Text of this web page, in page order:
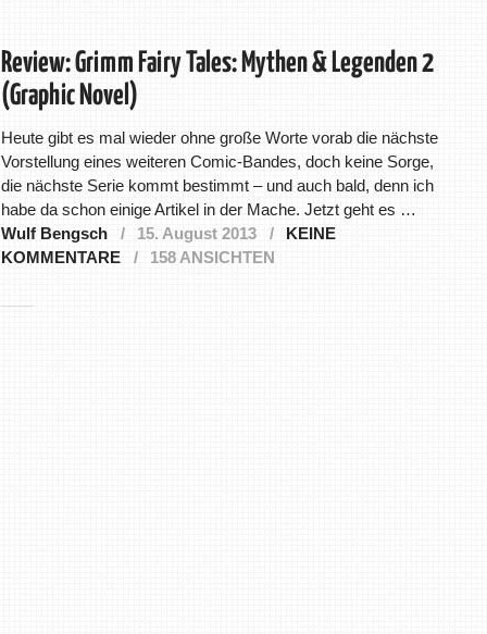
Review: Grimm Fairy Tales: Mythen & Legenden 2
(Graphic Novel)
Heute gibt es mal wieder ohne große Worte vorab die nächste
Vorstellung eines weiteren Comic-Bandes, doch keine Sorge,
die nächste Serie kommt bestimmt – und auch bald, denn ich
habe da schon einige Artikel in der Mache. Jetzt geht es …
Wulf Bengsch
15. August 2013
KEINE
KOMMENTARE
158 ANSICHTEN